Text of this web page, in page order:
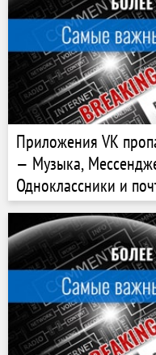
Приложения VK
— Музыка,
Одноклассники и